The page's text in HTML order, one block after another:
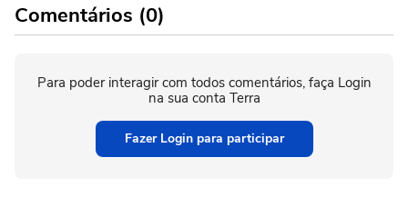
Comentários (0)
Para poder interagir com todos comentários, faça Login
na sua conta Terra
Fazer Login para participar